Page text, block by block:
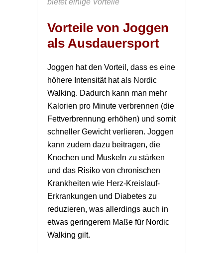
bietet einige Vorteile
Vorteile von Joggen
als Ausdauersport
Joggen hat den Vorteil, dass es eine
höhere Intensität hat als Nordic
Walking. Dadurch kann man mehr
Kalorien pro Minute verbrennen (die
Fettverbrennung erhöhen) und somit
schneller Gewicht verlieren. Joggen
kann zudem dazu beitragen, die
Knochen und Muskeln zu stärken
und das Risiko von chronischen
Krankheiten wie Herz-Kreislauf-
Erkrankungen und Diabetes zu
reduzieren, was allerdings auch in
etwas geringerem Maße für Nordic
Walking gilt.